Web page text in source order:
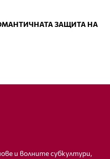
ЗАЩИТА НА
и волните субкултури,